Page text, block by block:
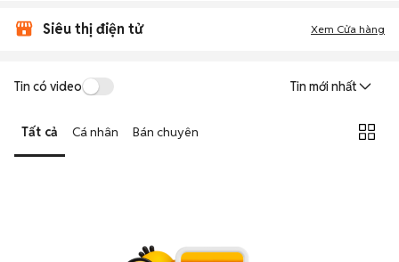
Siêu thị điện tử Xem Cửa hàng
Tin có video Tin mới nhất
Tất cả Cá nhân Bán chuyên